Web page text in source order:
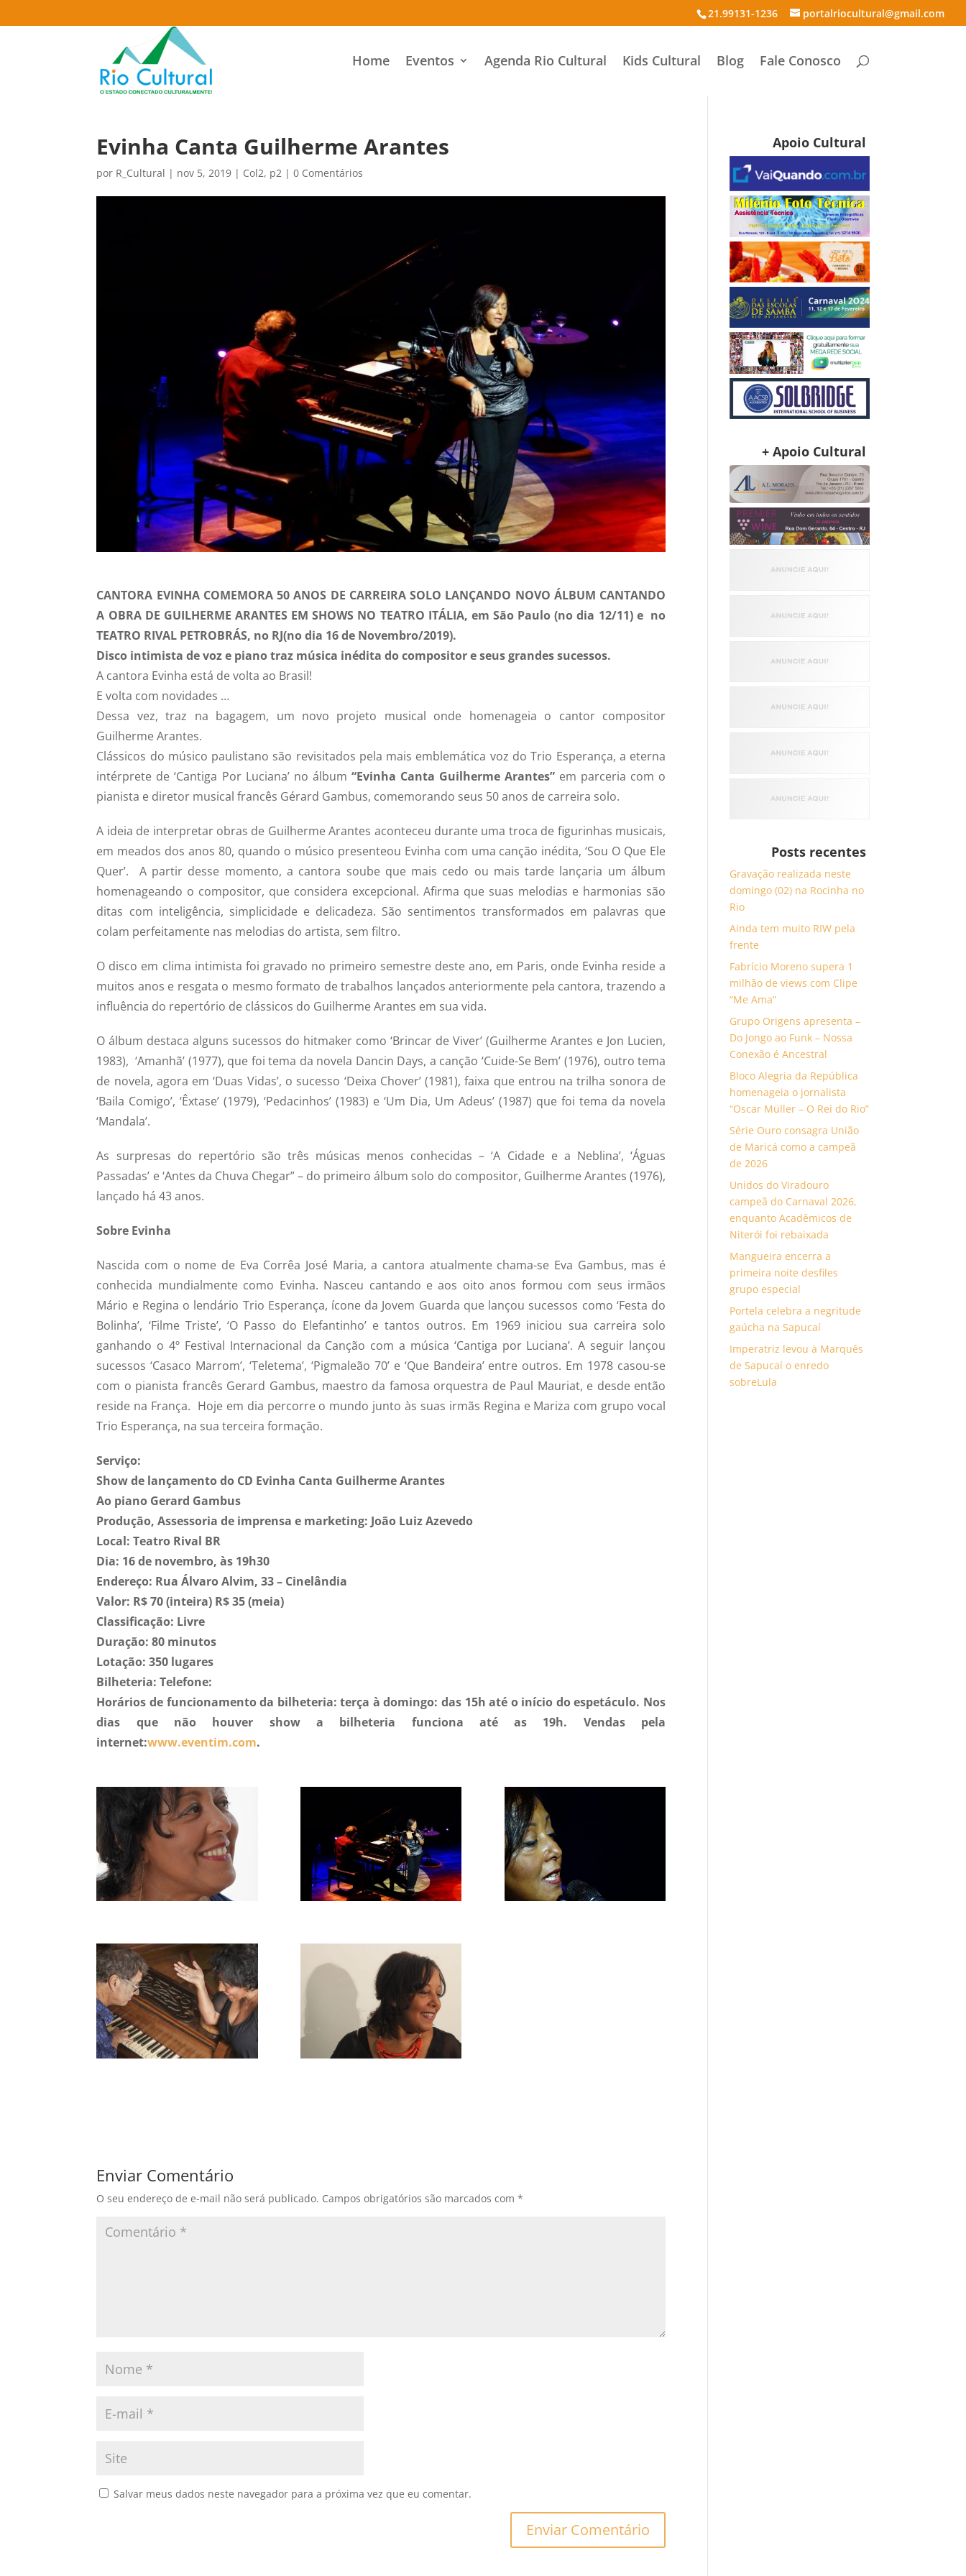
21.99131-1236 portalriocultural@gmail.com
Home Eventos Agenda Rio Cultural Kids Cultural Blog Fale Conosco
Evinha Canta Guilherme Arantes
por R_Cultural | nov 5, 2019 | Col2, p2 |0 Comentários
CANTORA EVINHA COMEMORA 50 ANOS DE CARREIRA SOLO LANÇANDO NOVO ÁLBUM CANTANDO
A OBRA DE GUILHERME ARANTES EM SHOWS NO TEATRO ITÁLIA, em São Paulo (no dia 12/11) e no
TEATRO RIVAL PETROBRÁS, no RJ(no dia 16 de Novembro/2019).
Disco intimista de voz e piano traz música inédita do compositor e seus grandes sucessos.
A cantora Evinha está de volta ao Brasil!
E volta com novidades …
Dessa vez, traz na bagagem, um novo projeto musical onde homenageia o cantor compositor
Guilherme Arantes.
Clássicos do músico paulistano são revisitados pela mais emblemática voz do Trio Esperança, a eterna
intérprete de ‘Cantiga Por Luciana’ no álbum “Evinha Canta Guilherme Arantes”em parceria com o
pianista e diretor musical francês Gérard Gambus, comemorando seus 50 anos de carreira solo.
A ideia de interpretar obras de Guilherme Arantes aconteceu durante uma troca de figurinhas musicais,
em meados dos anos 80, quando o músico presenteou Evinha com uma canção inédita, ‘Sou O Que Ele
Quer’. A partir desse momento, a cantora soube que mais cedo ou mais tarde lançaria um álbum
homenageando o compositor, que considera excepcional. Afirma que suas melodias e harmonias são
ditas com inteligência, simplicidade e delicadeza. São sentimentos transformados em palavras que
colam perfeitamente nas melodias do artista, sem filtro.
O disco em clima intimista foi gravado no primeiro semestre deste ano, em Paris, onde Evinha reside a
muitos anos e resgata o mesmo formato de trabalhos lançados anteriormente pela cantora, trazendo a
influência do repertório de clássicos do Guilherme Arantes em sua vida.
O álbum destaca alguns sucessos do hitmaker como ‘Brincar de Viver’ (Guilherme Arantes e Jon Lucien,
1983), ‘Amanhã’ (1977), que foi tema da novela Dancin Days, a canção ‘Cuide-Se Bem’ (1976), outro tema
de novela, agora em ‘Duas Vidas’, o sucesso ‘Deixa Chover’ (1981), faixa que entrou na trilha sonora de
‘Baila Comigo’, ‘Êxtase’ (1979), ‘Pedacinhos’ (1983) e ‘Um Dia, Um Adeus’ (1987) que foi tema da novela
‘Mandala’.
As surpresas do repertório são três músicas menos conhecidas – ‘A Cidade e a Neblina’, ‘Águas
Passadas’ e ‘Antes da Chuva Chegar” – do primeiro álbum solo do compositor, Guilherme Arantes (1976),
lançado há 43 anos.
Sobre Evinha
Nascida com o nome de Eva Corrêa José Maria, a cantora atualmente chama-se Eva Gambus, mas é
conhecida mundialmente como Evinha. Nasceu cantando e aos oito anos formou com seus irmãos
Mário e Regina o lendário Trio Esperança, ícone da Jovem Guarda que lançou sucessos como ‘Festa do
Bolinha’, ‘Filme Triste’, ‘O Passo do Elefantinho’ e tantos outros. Em 1969 iniciou sua carreira solo
ganhando o 4º Festival Internacional da Canção com a música ‘Cantiga por Luciana’. A seguir lançou
sucessos ‘Casaco Marrom’, ‘Teletema’, ‘Pigmaleão 70’ e ‘Que Bandeira’ entre outros. Em 1978 casou-se
com o pianista francês Gerard Gambus, maestro da famosa orquestra de Paul Mauriat, e desde então
reside na França. Hoje em dia percorre o mundo junto às suas irmãs Regina e Mariza com grupo vocal
Trio Esperança, na sua terceira formação.
Serviço:
Show de lançamento do CD Evinha Canta Guilherme Arantes
Ao piano Gerard Gambus
Produção, Assessoria de imprensa e marketing: João Luiz Azevedo
Local: Teatro Rival BR
Dia: 16 de novembro, às 19h30
Endereço: Rua Álvaro Alvim, 33 – Cinelândia
Valor: R$ 70 (inteira) R$ 35 (meia)
Classificação: Livre
Duração: 80 minutos
Lotação: 350 lugares
Bilheteria: Telefone:
Horários de funcionamento da bilheteria: terça à domingo: das 15h até o início do espetáculo. Nos
dias que não houver show a bilheteria funciona até as 19h. Vendas pela
internet:www.eventim.com.
Enviar Comentário
O seu endereço de e-mail não será publicado. Campos obrigatórios são marcados com*
Salvar meus dados neste navegador para a próxima vez que eu comentar.
Apoio Cultural
+ Apoio Cultural
Posts recentes
Gravação realizada neste
domingo (02) na Rocinha no
Rio
Ainda tem muito RIW pela
frente
Fabrício Moreno supera 1
milhão de views com Clipe
“Me Ama”
Grupo Origens apresenta –
Do Jongo ao Funk – Nossa
Conexão é Ancestral
Bloco Alegria da República
homenageia o jornalista
“Oscar Müller – O Rei do Rio”
Série Ouro consagra União
de Maricá como a campeã
de 2026
Unidos do Viradouro
campeã do Carnaval 2026,
enquanto Acadêmicos de
Niterói foi rebaixada
Mangueira encerra a
primeira noite desfiles
grupo especial
Portela celebra a negritude
gaúcha na Sapucaí
Imperatriz levou à Marquês
de Sapucaí o enredo
sobreLula